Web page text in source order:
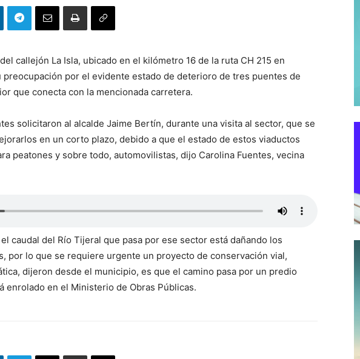
callejón La Isla, ubicado en el kilómetro 16 de la ruta CH 215 en
preocupación por el evidente estado de deterioro de tres puentes de
que conecta con la mencionada carretera.
solicitaron al alcalde Jaime Bertín, durante una visita al sector, que se
en un corto plazo, debido a que el estado de estos viaductos
peatones y sobre todo, automovilistas, dijo Carolina Fuentes, vecina
caudal del Río Tijeral que pasa por ese sector está dañando los
por lo que se requiere urgente un proyecto de conservación vial,
dijeron desde el municipio, es que el camino pasa por un predio
enrolado en el Ministerio de Obras Públicas.